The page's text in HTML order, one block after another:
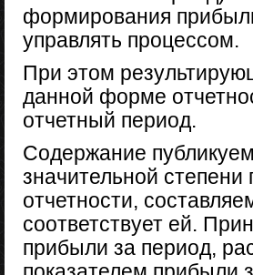
формирования
управлять процессом.
При этом
данной форме
отчетный период.
Содержание
значительной
отчетности,
соответствует ей.
прибыли за период,